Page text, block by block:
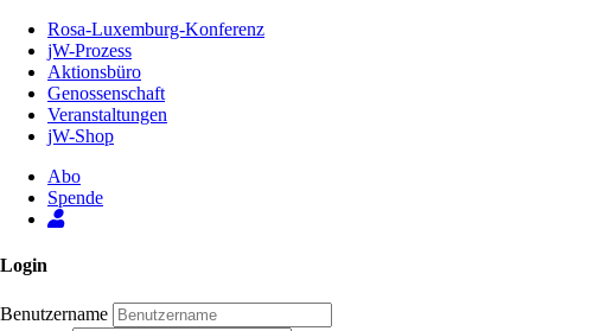
Inhalt
Seite
Rosa-Luxemburg-Konferenz
jW-Prozess
Aktionsbüro
Genossenschaft
Veranstaltungen
jW-Shop
Abo
Spende
Login
Benutzername